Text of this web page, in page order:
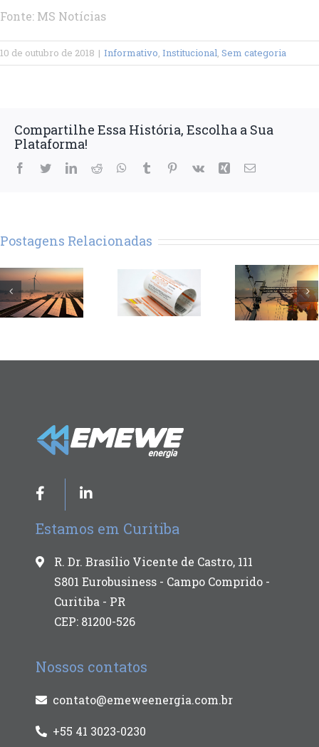
Fonte: MS Notícias
10 de outubro de 2018 | Informativo, Institucional, Sem categoria
Compartilhe Essa História, Escolha a Sua
Plataforma!
Facebook
TwitterLinkedIn
Reddit WhatsApp
Tumblr Pinterest
Vk Xing E-
Postagens Relacionadas
Estamos em Curitiba
R. Dr. Brasílio Vicente de Castro, 111
S801 Eurobusiness - Campo Comprido -
Curitiba - PR
CEP: 81200-526
Nossos contatos
contato@emeweenergia.com.br
+55 41 3023-0230